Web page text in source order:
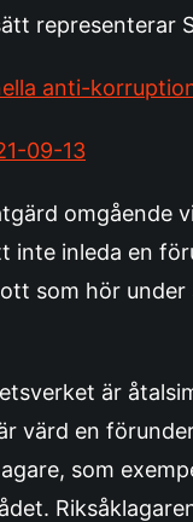
representerar
anti-
09-13
omgående
inte inleda en
som hör
är
värd en
som